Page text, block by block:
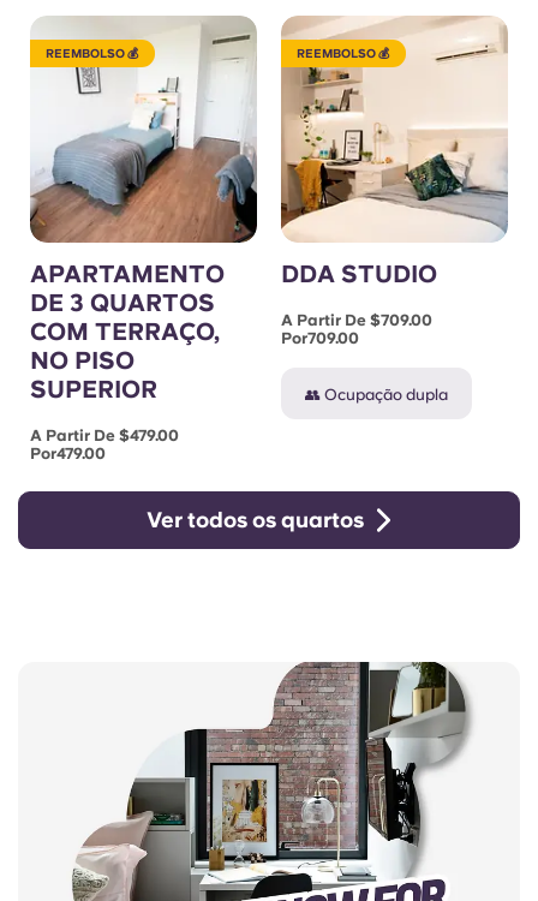
REEMBOLSO 💰
APARTAMENTO
DE 3 QUARTOS
COM TERRAÇO,
NO PISO
SUPERIOR
A Partir De $479.00
Por479.00
REEMBOLSO 💰
DDA STUDIO
A Partir De $709.00
Por709.00
👥 Ocupação dupla
Ver todos os quartos